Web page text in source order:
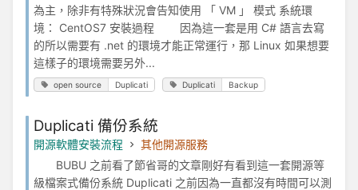
為主，除非有特殊狀況會告知使用 「 VM 」 模式 系統環
境： CentOS7 安裝過程 因為這一套是用 C# 語言去寫
的所以需要有 .net 的環境才能正常運行，那 Linux 如果想要
這樣子的環境需要另外...
open source Duplicati Duplicati Backup
Duplicati 備份系統
開源軟體安裝流程
其他開源服務
BUBU 之前看了節省哥的文章剛好有看到這一套開源等
級檔案式備份系統 Duplicati 之前因為一直都沒有時間可以測